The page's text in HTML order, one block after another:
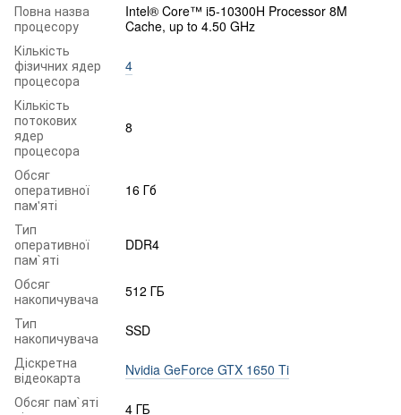
Повна назва
процесору
Intel® Core™ i5-10300H Processor 8M
Cache, up to 4.50 GHz
Кількість
фізичних ядер
процесора
4
Кількість
потокових
ядер
процесора
8
Обсяг
оперативної
пам'яті
16 Гб
Тип
оперативної
пам`яті
DDR4
Обсяг
накопичувача
512 ГБ
Тип
накопичувача
SSD
Діскретна
відеокарта
Nvidia GeForce GTX 1650 Ti
Обсяг пам`яті
4 ГБ